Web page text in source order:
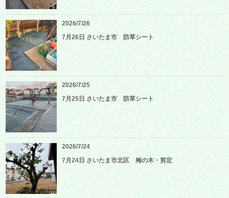
2026/7/26
7月26日 さいたま市 防草シート
2026/7/25
7月25日 さいたま市 防草シート
2026/7/24
7月24日 さいたま市北区 梅の木・剪定